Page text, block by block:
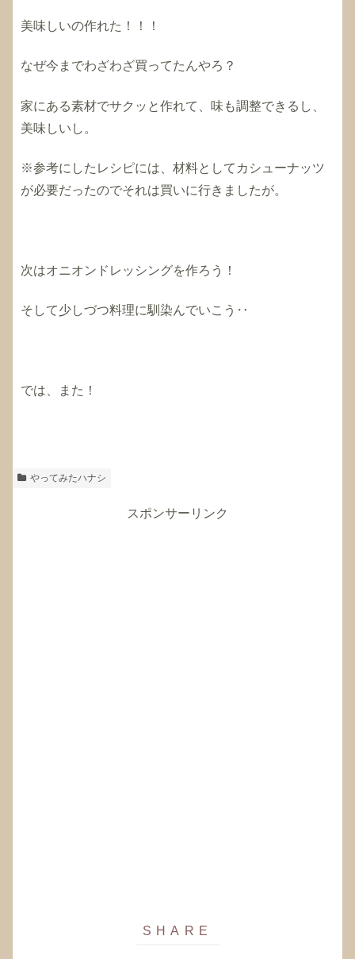
美味しいの作れた！！！
なぜ今までわざわざ買ってたんやろ？
家にある素材でサクッと作れて、味も調整できるし、
美味しいし。
※参考にしたレシピには、材料としてカシューナッツ
が必要だったのでそれは買いに行きましたが。
次はオニオンドレッシングを作ろう！
そして少しづつ料理に馴染んでいこう‥
では、また！
やってみたハナシ
スポンサーリンク